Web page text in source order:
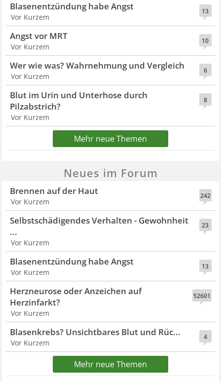
13
Blasenentzündung habe Angst
Vor Kurzem
10
Angst vor MRT
Vor Kurzem
6
Wer wie was? Wahrnehmung und Vergleich
Vor Kurzem
8
Blut im Urin und Unterhose durch
Pilzabstrich?
Vor Kurzem
Mehr neue Themen
Neues im Forum
242
Brennen auf der Haut
Vor Kurzem
23
Selbstschädigendes Verhalten - Gewohnheit
...
Vor Kurzem
13
Blasenentzündung habe Angst
Vor Kurzem
52601
Herzneurose oder Anzeichen auf
Herzinfarkt?
Vor Kurzem
4
Blasenkrebs? Unsichtbares Blut und Rüc...
Vor Kurzem
Mehr neue Themen